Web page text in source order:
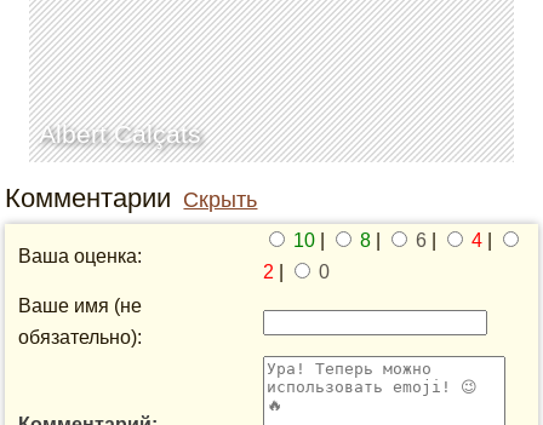
Albert Calçats
Комментарии Скрыть
Ваша оценка:
10 8 6 4
2
0
Ваше имя (не
обязательно):